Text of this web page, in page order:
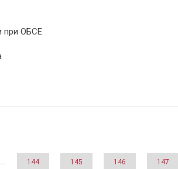
при ОБСЕ
… 144 145 146 147